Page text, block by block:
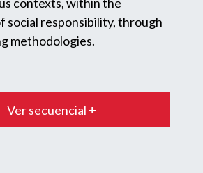
social responsibility, through
methodologies.
Ver secuencial +